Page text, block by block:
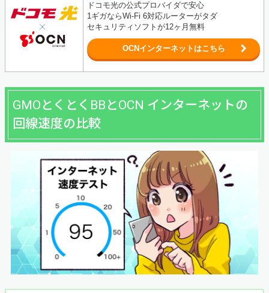
ドコモ光の公式プロバイダで安心
1ギガならWi-Fi 6対応ルーターがタダ
セキュリティソフトが12ヶ月無料
OCNインターネットはこちら
GMOとくとくBBとOCN インターネットの
回線速度の比較